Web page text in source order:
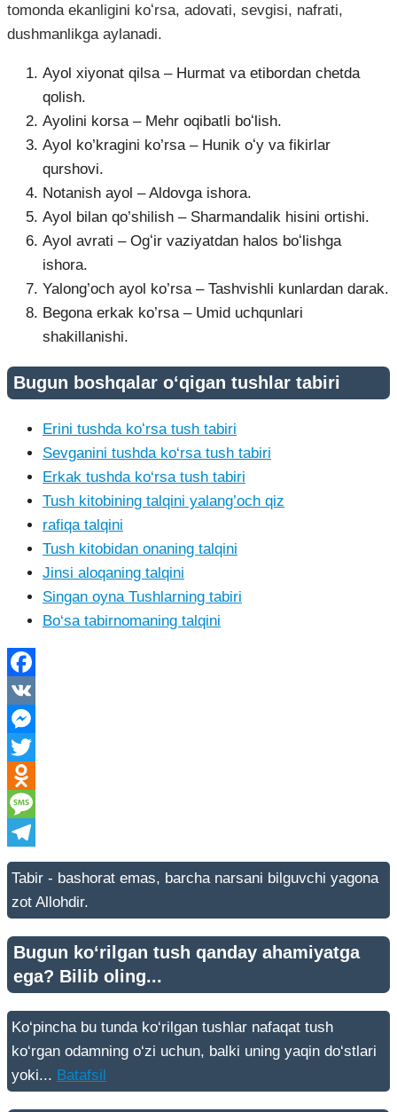
tomonda ekanligini koʻrsa, adovati, sevgisi, nafrati,
dushmanlikga aylanadi.
Ayol xiyonat qilsa – Hurmat va etibordan chetda
qolish.
Ayolini korsa – Mehr oqibatli boʻlish.
Ayol ko’kragini ko’rsa – Hunik oʻy va fikirlar
qurshovi.
Notanish ayol – Aldovga ishora.
Ayol bilan qo’shilish – Sharmandalik hisini ortishi.
Ayol avrati – Ogʻir vaziyatdan halos boʻlishga
ishora.
Yalong’och ayol ko’rsa – Tashvishli kunlardan darak.
Begona erkak ko’rsa – Umid uchqunlari
shakillanishi.
Bugun boshqalar o‘qigan tushlar tabiri
Erini tushda koʻrsa tush tabiri
Sevganini tushda ko‘rsa tush tabiri
Erkak tushda ko‘rsa tush tabiri
Tush kitobining talqini yalang’och qiz
rafiqa talqini
Tush kitobidan onaning talqini
Jinsi aloqaning talqini
Singan oyna Tushlarning tabiri
Bo‘sa tabirnomaning talqini
Facebook
VK
Messenger
Twitter
Odnoklassniki
Message
Telegram
Tabir - bashorat emas, barcha narsani bilguvchi yagona
zot Allohdir.
Bugun ko‘rilgan tush qanday ahamiyatga
ega? Bilib oling...
Ko‘pincha bu tunda ko‘rilgan tushlar nafaqat tush
ko‘rgan odamning o‘zi uchun, balki uning yaqin do‘stlari
yoki... Batafsil